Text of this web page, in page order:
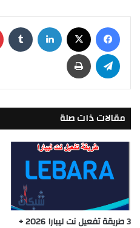
فيسبوك لينكدإن
تيلقرام طباعة
مقالات ذات صلة
3 طريقة تفعيل نت ليبارا 2026 +